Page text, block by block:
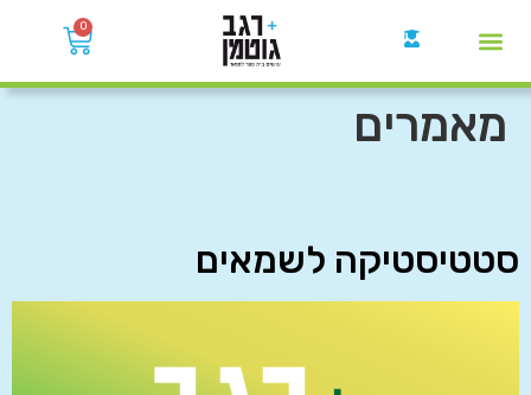
0
מאמרים
סטטיסטיקה לשמאים